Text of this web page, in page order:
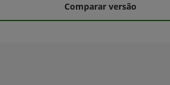
Comparar versão